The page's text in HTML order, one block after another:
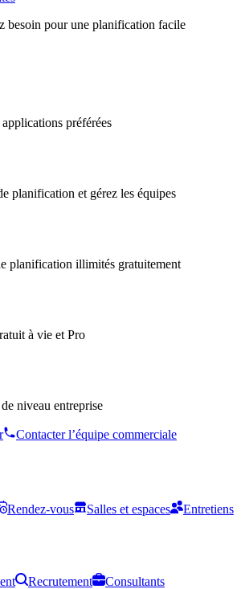
besoin pour une planification facile
préférées
planification et gérez les équipes
planification illimités gratuitement
à vie et Pro
niveau entreprise
Contacter l’équipe commerciale
Rendez-vous Salles et espaces
Entretiens
Recrutement
Consultants